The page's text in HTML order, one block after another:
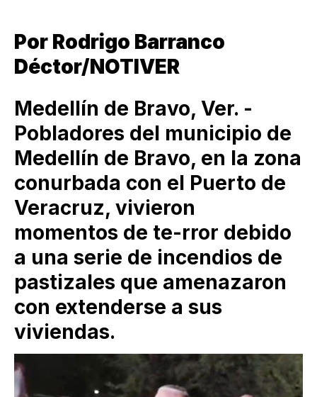
Por Rodrigo Barranco
Déctor/NOTIVER
Medellín de Bravo, Ver. -
Pobladores del municipio de
Medellín de Bravo, en la zona
conurbada con el Puerto de
Veracruz, vivieron
momentos de te-rror debido
a una serie de incendios de
pastizales que amenazaron
con extenderse a sus
viviendas.